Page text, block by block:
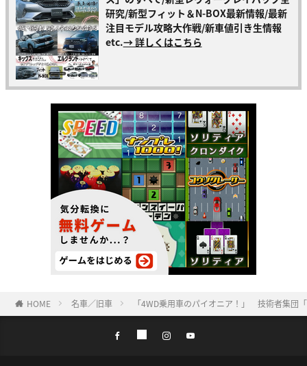
研究/新型フィット＆N-BOX最新情報/最新
注目モデル攻略大作戦/新車値引き生情報
etc.→ 詳しくはこちら
HOME 名車／旧車 「4WD乗用車のパイオニア！」 技術者集団